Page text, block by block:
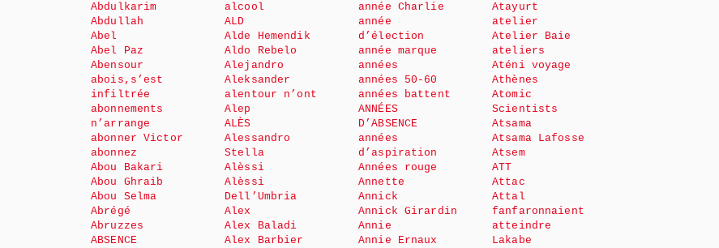
Abdulkarim
Abdullah
Abel
Abel Paz
Abensour
abois,s’est
infiltrée
abonnements
n’arrange
abonner Victor
abonnez
Abou Bakari
Abou Ghraib
Abou Selma
Abrégé
Abruzzes
ABSENCE
alcool
ALD
Alde Hemendik
Aldo Rebelo
Alejandro
Aleksander
alentour n’ont
Alep
ALÈS
Alessandro
Stella
Alèssi
Alèssi
Dell’Umbria
Alex
Alex Baladi
Alex Barbier
année Charlie
année
d’élection
année marque
années
années 50-60
années battent
ANNÉES
D’ABSENCE
années
d’aspiration
Années rouge
Annette
Annick
Annick Girardin
Annie
Annie Ernaux
Atayurt
atelier
Atelier Baie
ateliers
Aténi voyage
Athènes
Atomic
Scientists
Atsama
Atsama Lafosse
Atsem
ATT
Attac
Attal
fanfaronnaient
atteindre
Lakabe